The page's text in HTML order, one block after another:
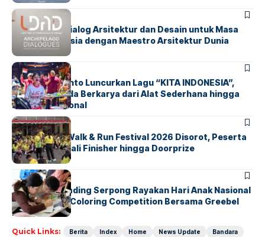
BERITAHOME
LDAD 2026: Dialog Arsitektur dan Desain untuk Masa
Depan Indonesia dengan Maestro Arsitektur Dunia
BERITAINDEX
Marissa Sutanto Luncurkan Lagu “KITA INDONESIA”,
Ajak Anak Muda Berkarya dari Alat Sederhana hingga
Musik Tradisional
BERITAINDEX
Tangsel Fun Walk & Run Festival 2026 Disorot, Peserta
Keluhkan Medali Finisher hingga Doorprize
BERITAINDEX
Atria Hotel Gading Serpong Rayakan Hari Anak Nasional
Lewat Family Coloring Competition Bersama Greebel
Indonesia
Quick Links: Berita Index Home News Update
Bandara